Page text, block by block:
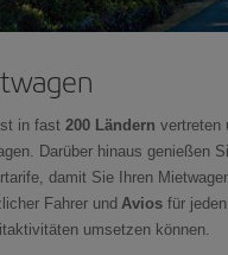
in fast 200 Ländern vertreten
Darüber hinaus genießen
damit Sie Ihren
Fahrer und Avios für
umsetzen können.